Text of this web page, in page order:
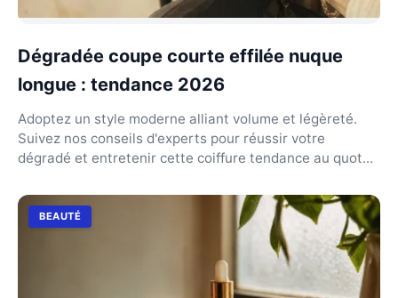
Dégradée coupe courte effilée nuque
longue : tendance 2026
Adoptez un style moderne alliant volume et légèreté.
Suivez nos conseils d'experts pour réussir votre
dégradé et entretenir cette coiffure tendance au quot...
BEAUTÉ